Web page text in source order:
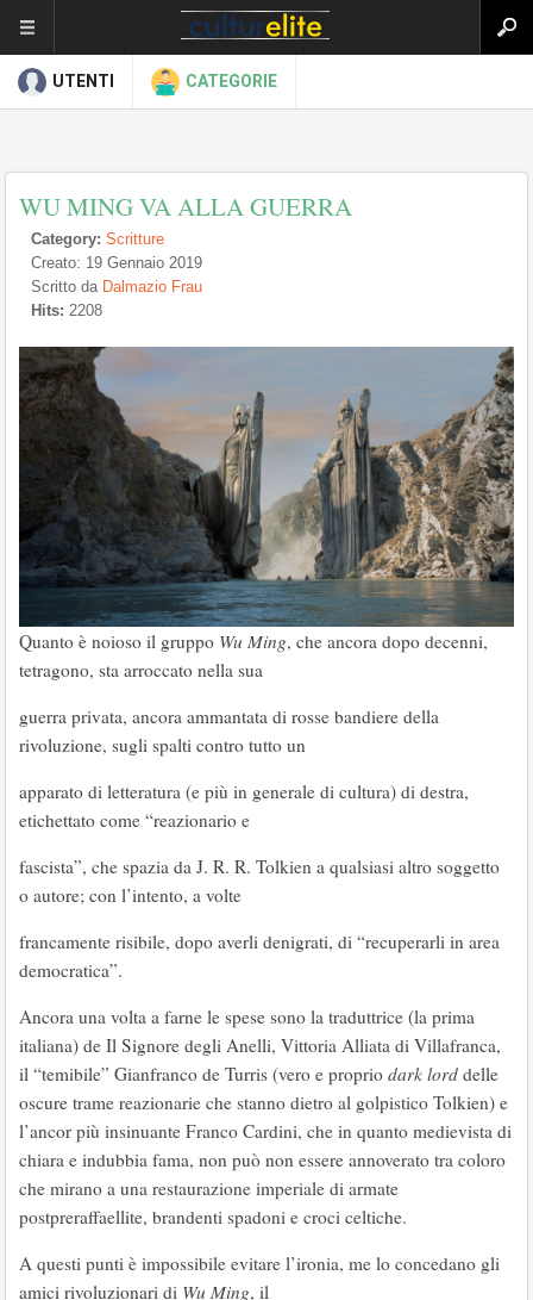
UTENTI CATEGORIE
WU MING VA ALLA GUERRA
Category: Scritture
Creato: 19 Gennaio 2019
Scritto da Dalmazio Frau
Hits: 2208
Quanto è noioso il gruppo Wu Ming, che ancora dopo decenni,
tetragono, sta arroccato nella sua
guerra privata, ancora ammantata di rosse bandiere della
rivoluzione, sugli spalti contro tutto un
apparato di letteratura (e più in generale di cultura) di destra,
etichettato come “reazionario e
fascista”, che spazia da J. R. R. Tolkien a qualsiasi altro soggetto
o autore; con l’intento, a volte
francamente risibile, dopo averli denigrati, di “recuperarli in area
democratica”.
Ancora una volta a farne le spese sono la traduttrice (la prima
italiana) de Il Signore degli Anelli, Vittoria Alliata di Villafranca,
il “temibile” Gianfranco de Turris (vero e proprio dark lord delle
oscure trame reazionarie che stanno dietro al golpistico Tolkien) e
l’ancor più insinuante Franco Cardini, che in quanto medievista di
chiara e indubbia fama, non può non essere annoverato tra coloro
che mirano a una restaurazione imperiale di armate
postpreraffaellite, brandenti spadoni e croci celtiche.
A questi punti è impossibile evitare l’ironia, me lo concedano gli
amici rivoluzionari di Wu Ming, il